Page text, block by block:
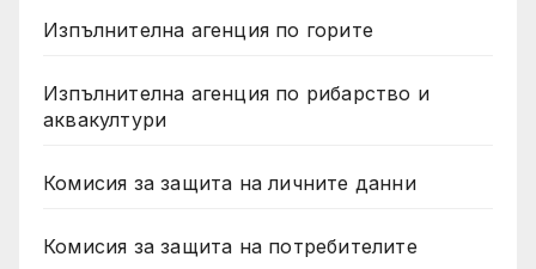
Изпълнителна агенция по горите
Изпълнителна агенция по рибарство и
аквакултури
Комисия за защита на личните данни
Комисия за защита на потребителите